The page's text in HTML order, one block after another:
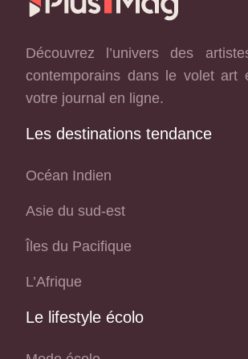
Découvrez l’univers des
contemporains dans le volet art
votre journal en ligne.
Les destinations tendance
Océan Indien
Asie du sud-est
Îles du Pacifique
L’Afrique
Le lifestyle écolo